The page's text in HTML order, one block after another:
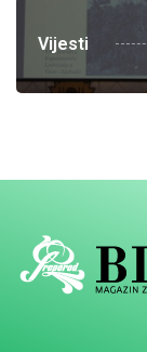
Vijesti